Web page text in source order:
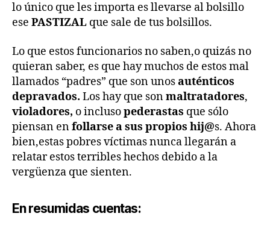
lo único que les importa es llevarse al bolsillo
ese PASTIZAL que sale de tus bolsillos.
Lo que estos funcionarios no saben,o quizás no
quieran saber, es que hay muchos de estos mal
llamados “padres” que son unosauténticos
depravados. Los hay que sonmaltratadores,
violadores, o inclusopederastas que sólo
piensan enfollarse a sus propios hij@s. Ahora
bien,estas pobres víctimas nunca llegarán a
relatar estos terribles hechos debido a la
vergüenza que sienten.
En resumidas cuentas: